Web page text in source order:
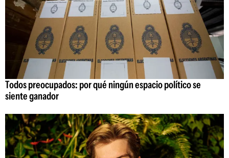
Todos preocupados: por qué ningún espacio político se
siente ganador